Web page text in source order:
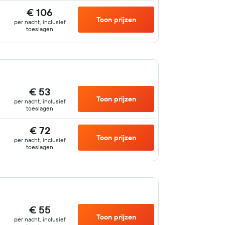
€ 106
per nacht, inclusief
toeslagen
Toon prijzen
€ 53
per nacht, inclusief
toeslagen
Toon prijzen
€ 72
per nacht, inclusief
toeslagen
Toon prijzen
€ 55
per nacht, inclusief
Toon prijzen